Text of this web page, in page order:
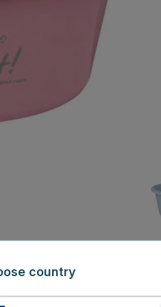
country